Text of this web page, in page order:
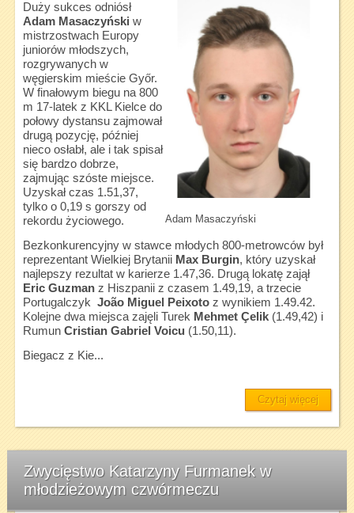
Adam Masaczyński
Duży sukces odniósł
Adam Masaczyński w
mistrzostwach Europy
juniorów młodszych,
rozgrywanych w
węgierskim mieście Győr.
W finałowym biegu na 800
m 17-latek z KKL Kielce do
połowy dystansu zajmował
drugą pozycję, później
nieco osłabł, ale i tak spisał
się bardzo dobrze,
zajmując szóste miejsce.
Uzyskał czas 1.51,37,
tylko o 0,19 s gorszy od
rekordu życiowego.
Bezkonkurencyjny w stawce młodych 800-metrowców był
reprezentant Wielkiej Brytanii Max Burgin, który uzyskał
najlepszy rezultat w karierze 1.47,36. Drugą lokatę zajął
Eric Guzmanz Hiszpanii z czasem 1.49,19, a trzecie
Portugalczyk João Miguel Peixotoz wynikiem 1.49.42.
Kolejne dwa miejsca zajęli Turek Mehmet Çelik(1.49,42) i
Rumun Cristian Gabriel Voicu (1.50,11).
Biegacz z Kie...
Czytaj więcej
Zwycięstwo Katarzyny Furmanek w
młodzieżowym czwórmeczu